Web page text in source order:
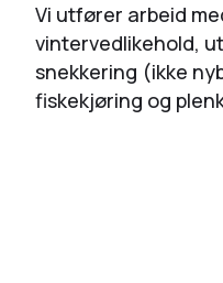
Vi utfører arbeid
vintervedlikehold,
snekkering (ikke
fiskekjøring og